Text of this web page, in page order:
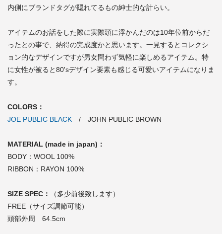
内側にブランドタグが隠れてるもの紳士的な計らい。
アイテムのお話をした際に実際頭に浮かんだのは10年位前からだ
ったとの事で、納得の完成度かと思います。一見するとコレクシ
ョン的なデザインですが男女問わず気軽に楽しめるアイテム。特
に女性が被ると80'sデザイン要素も感じる可愛いアイテムになりま
す。
COLORS：
JOE PUBLIC BLACK / JOHN PUBLIC BROWN
MATERIAL (made in japan)：
BODY：WOOL 100%
RIBBON：RAYON 100%
SIZE SPEC：
（多少前後致します）
FREE（サイズ調節可能）
頭部外周 64.5cm